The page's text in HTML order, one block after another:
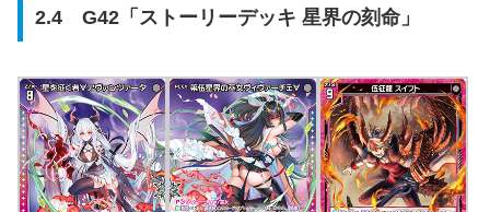
2.4 G42「ストーリーデッキ 星界の刻命」